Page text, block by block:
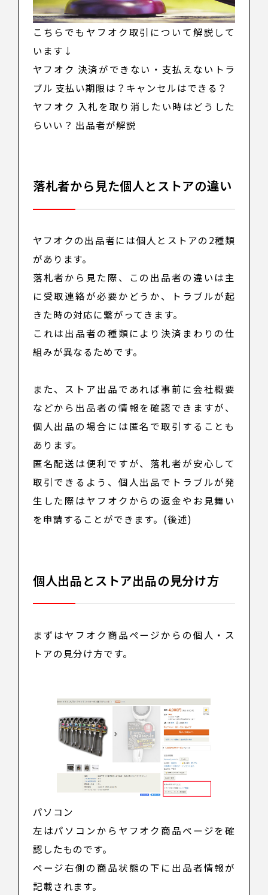
こちらでもヤフオク取引について解説して
います↓
ヤフオク 決済ができない・支払えないトラ
ブル 支払い期限は？キャンセルはできる？
ヤフオク 入札を取り消したい時はどうした
らいい？ 出品者が解説
落札者から見た個人とストアの違い
ヤフオクの出品者には個人とストアの2種類
があります。
落札者から見た際、この出品者の違いは主
に 受取連絡が必要かどうか、
トラブルが起
きた時の対応に繋がってきます。
これは出品者の種類により決済まわりの仕
組みが異なるためです。
また、ストア出品であれば事前に会社概要
などから出品者の情報を確認できますが、
個人出品の場合には匿名で取引することも
あります。
匿名配送は便利ですが、落札者が安心して
取引できるよう、個人出品でトラブルが発
生した際はヤフオクからの返金やお見舞い
を申請することができます。(後述)
個人出品とストア出品の見分け方
まずはヤフオク商品ページからの個人・ス
トアの見分け方です。
パソコン
左はパソコンからヤフオク商品ページを確
認したものです。
ページ右側の商品状態の下に出品者情報が
記載されます。